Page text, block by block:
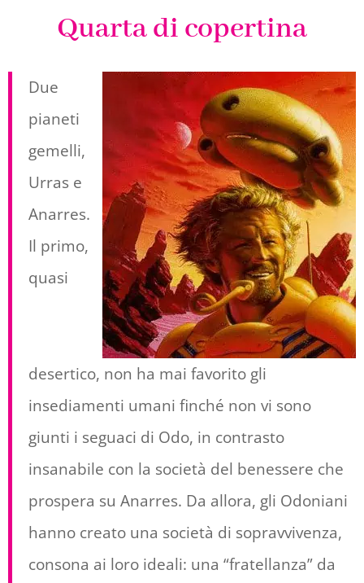
Quarta di copertina
Due
pianeti
gemelli,
Urras e
Anarres.
Il primo,
quasi
desertico, non ha mai favorito gli
insediamenti umani finché non vi sono
giunti i seguaci di Odo, in contrasto
insanabile con la società del benessere che
prospera su Anarres. Da allora, gli Odoniani
hanno creato una società di sopravvivenza,
consona ai loro ideali: una “fratellanza” da